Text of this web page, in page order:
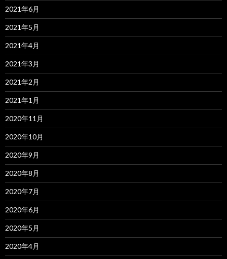
2021年6月
2021年5月
2021年4月
2021年3月
2021年2月
2021年1月
2020年11月
2020年10月
2020年9月
2020年8月
2020年7月
2020年6月
2020年5月
2020年4月